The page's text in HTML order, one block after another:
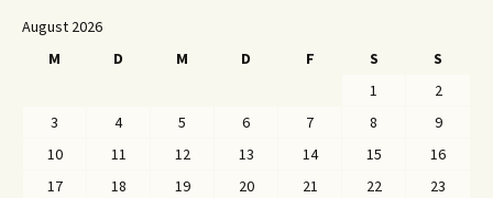
August 2026
M
D M D F S
S
1
2
3
4 5 6 7 8
9
10
11 12 13 14 15
16
17
18 19 20 21 22
23